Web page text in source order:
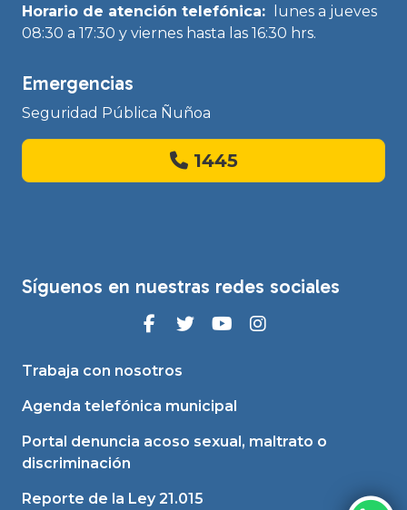
Horario de atención telefónica:
lunes a jueves
08:30 a 17:30 y viernes hasta las 16:30 hrs.
Emergencias
Seguridad Pública Ñuñoa
1445
Síguenos en nuestras redes sociales
Trabaja con nosotros
Agenda telefónica municipal
Portal denuncia acoso sexual, maltrato o
discriminación
Reporte de la Ley 21.015